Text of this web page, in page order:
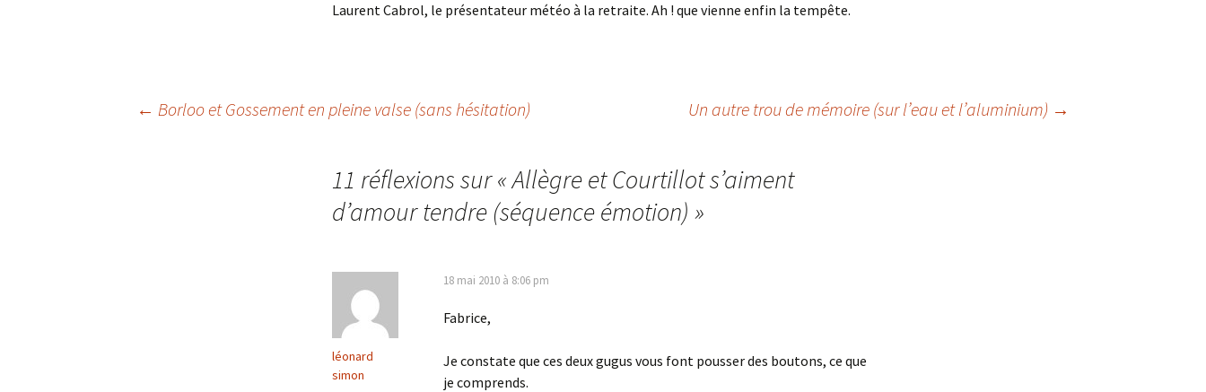
Laurent Cabrol, le présentateur météo à la retraite. Ah ! que vienne enfin la tempête.
Navigation
← Borloo et Gossement en pleine valse (sans hésitation) Un autre trou de mémoire (sur l’eau et l’aluminium) →
11 réflexions sur «Allègre et Courtillot s’aiment
d’amour tendre (séquence émotion) »
léonard
simon
18 mai 2010 à 8:06 pm
Fabrice,
Je constate que ces deux gugus vous font pousser des boutons, ce que
je comprends.